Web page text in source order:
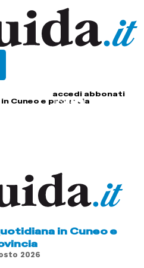
accedi abbonati
Cuneo e provincia
in Cuneo e
2026